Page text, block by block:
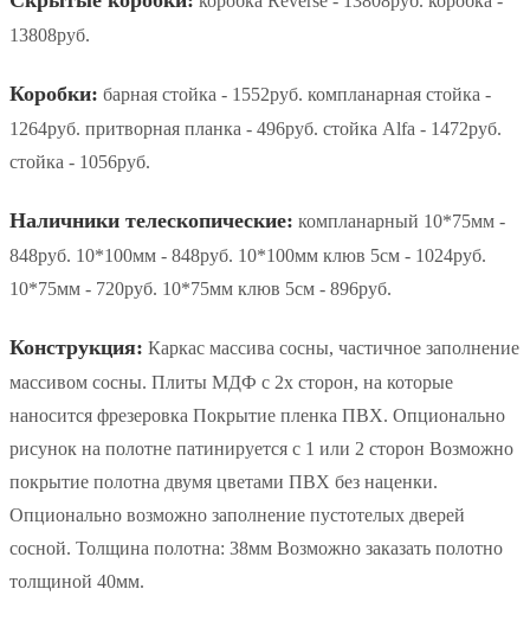
13808руб.
Коробки: барная стойка - 1552руб. компланарная стойка -
1264руб. притворная планка - 496руб. стойка Alfa - 1472руб.
стойка - 1056руб.
Наличники телескопические: компланарный 10*75мм -
848руб. 10*100мм - 848руб. 10*100мм клюв 5см - 1024руб.
10*75мм - 720руб. 10*75мм клюв 5см - 896руб.
Конструкция: Каркас массива сосны, частичное заполнение
массивом сосны. Плиты МДФ с 2х сторон, на которые
наносится фрезеровка Покрытие пленка ПВХ. Опционально
рисунок на полотне патинируется с 1 или 2 сторон Возможно
покрытие полотна двумя цветами ПВХ без наценки.
Опционально возможно заполнение пустотелых дверей
сосной. Толщина полотна: 38мм Возможно заказать полотно
толщиной 40мм.